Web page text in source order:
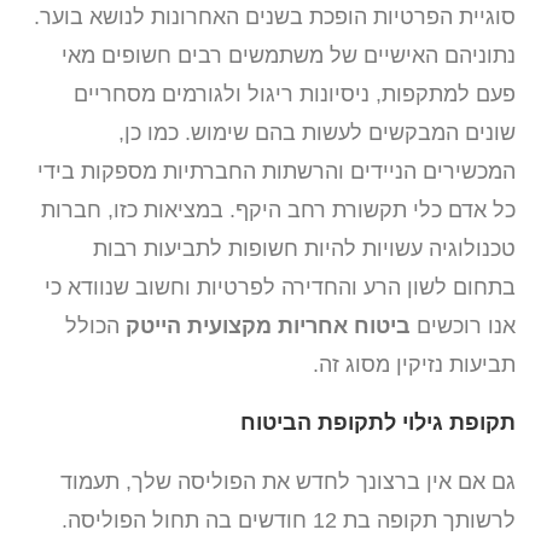
סוגיית הפרטיות הופכת בשנים האחרונות לנושא בוער.
נתוניהם האישיים של משתמשים רבים חשופים מאי
פעם למתקפות, ניסיונות ריגול ולגורמים מסחריים
שונים המבקשים לעשות בהם שימוש. כמו כן,
המכשירים הניידים והרשתות החברתיות מספקות בידי
כל אדם כלי תקשורת רחב היקף. במציאות כזו, חברות
טכנולוגיה עשויות להיות חשופות לתביעות רבות
בתחום לשון הרע והחדירה לפרטיות וחשוב שנוודא כי
אנו רוכשים ביטוח אחריות מקצועית הייטקהכולל
תביעות נזיקין מסוג זה.
תקופת גילוי לתקופת הביטוח
גם אם אין ברצונך לחדש את הפוליסה שלך, תעמוד
לרשותך תקופה בת 12 חודשים בה תחול הפוליסה.